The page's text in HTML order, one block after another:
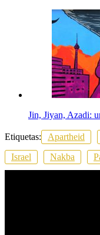
Jin, Jiyan, Azadi:
Etiquetas: Apartheid
Israel
Nakba